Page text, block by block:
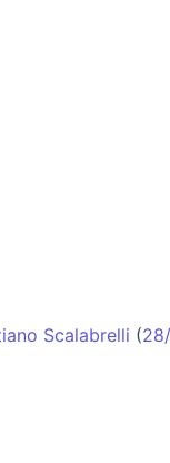
Scalabrelli (